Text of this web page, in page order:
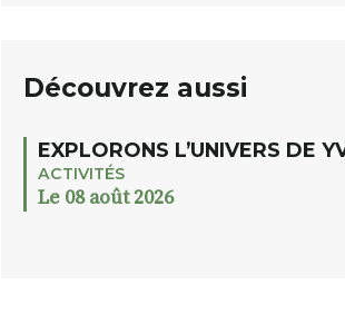
Découvrez aussi
EXPLORONS L’UNIVERS DE
ACTIVITÉS
Le 08 août 2026